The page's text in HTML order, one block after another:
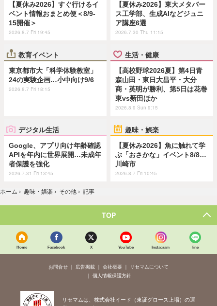
【夏休み2026】すぐ行けるイ
ベント情報おまとめ便＜8/9-
15開催＞
2026.8.7 Fri 19:45
【夏休み2026】東大メタバー
ス工学部、生成AIなどジュニ
ア講座6選
2026.7.30 Thu 11:15
教育イベント
東京都市大「科学体験教室」
24の実験企画…小中向け9/6
2026.8.7 Fri 18:15
生活・健康
【高校野球2026夏】第4日青
森山田・東日大昌平・大分
商・英明が勝利、第5日は花巻
東vs新田ほか
2026.8.9 Sun 9:15
デジタル生活
Google、アプリ向け年齢確認
APIを年内に世界展開…未成年
者保護を強化
2026.7.31 Fri 13:45
趣味・娯楽
【夏休み2026】魚に触れて学
ぶ「おさかな」イベント8/8…
川崎市
2026.8.7 Fri 10:45
ホーム › 趣味・娯楽 › その他 › 記事
TOP
Home Facebook X YouTube Instagram line
お問合せ 広告掲載 会社概要
リセマムについて
個人情報保護方針
リセマムは、株式会社イード（東証グロース上場）の運